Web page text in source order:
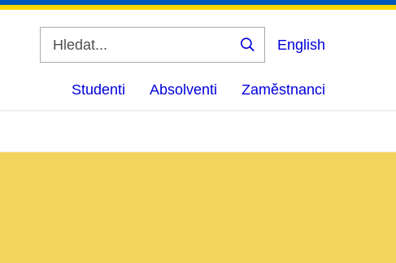
Vyhledat
English
Studenti Absolventi Zaměstnanci